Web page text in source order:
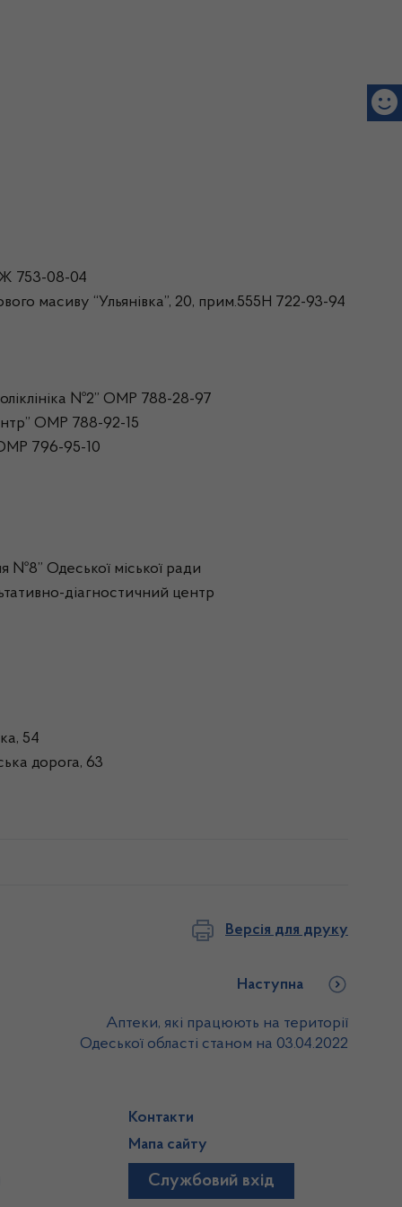
753-08-04
масиву “Ульянівка”, 20, прим.555Н 722-93-94
№2” ОМР 788-28-97
ОМР 788-92-15
796-95-10
Одеської міської ради
діагностичний центр
54
дорога, 63
Версія для друку
Наступна
Аптеки, які працюють на території
Одеської області станом на 03.04.2022
Контакти
Мапа сайту
Службовий вхід